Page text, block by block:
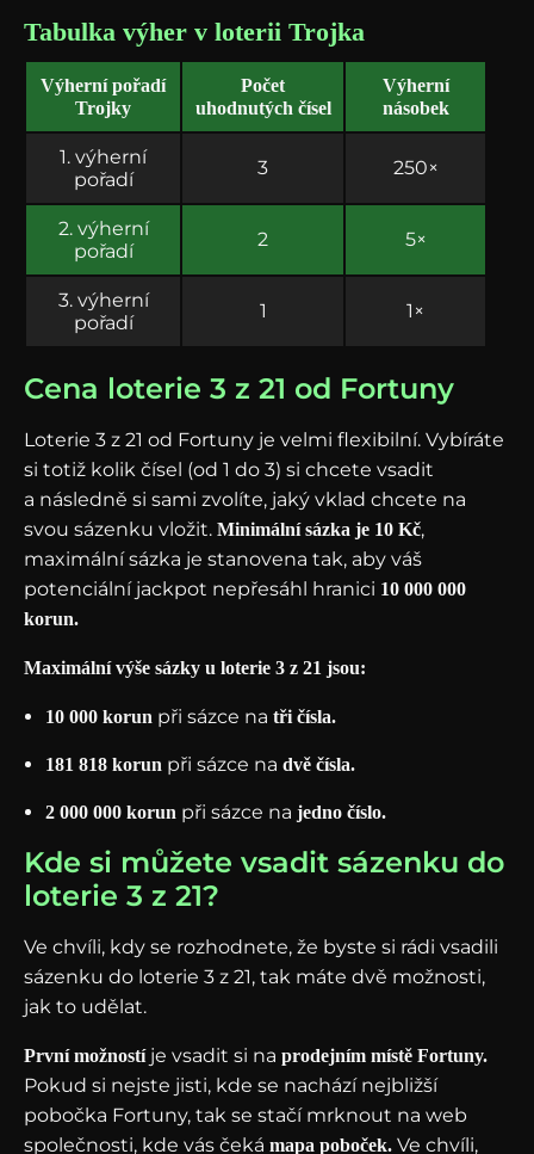
Tabulka výher v loterii Trojka
Výherní pořadí
Trojky
Počet
uhodnutých čísel
Výherní
násobek
1. výherní
pořadí
3 250×
2. výherní
pořadí
2 5×
3. výherní
pořadí
1 1×
Cena loterie 3 z 21 od Fortuny
Loterie 3 z 21 od Fortuny je velmi flexibilní. Vybíráte
si totiž kolik čísel (od 1 do 3) si chcete vsadit
a následně si sami zvolíte, jaký vklad chcete na
svou sázenku vložit. Minimální sázka je 10 Kč,
maximální sázka je stanovena tak, aby váš
potenciální jackpot nepřesáhl hranici 10 000 000
korun.
Maximální výše sázky u loterie 3 z 21 jsou:
10 000 korun při sázce na tři čísla.
181 818 korun při sázce na dvě čísla.
2 000 000 korun při sázce na jedno číslo.
Kde si můžete vsadit sázenku do
loterie 3 z 21?
Ve chvíli, kdy se rozhodnete, že byste si rádi vsadili
sázenku do loterie 3 z 21, tak máte dvě možnosti,
jak to udělat.
První možností je vsadit si na prodejním místě Fortuny.
Pokud si nejste jisti, kde se nachází nejbližší
pobočka Fortuny, tak se stačí mrknout na web
společnosti, kde vás čeká mapa poboček. Ve chvíli,